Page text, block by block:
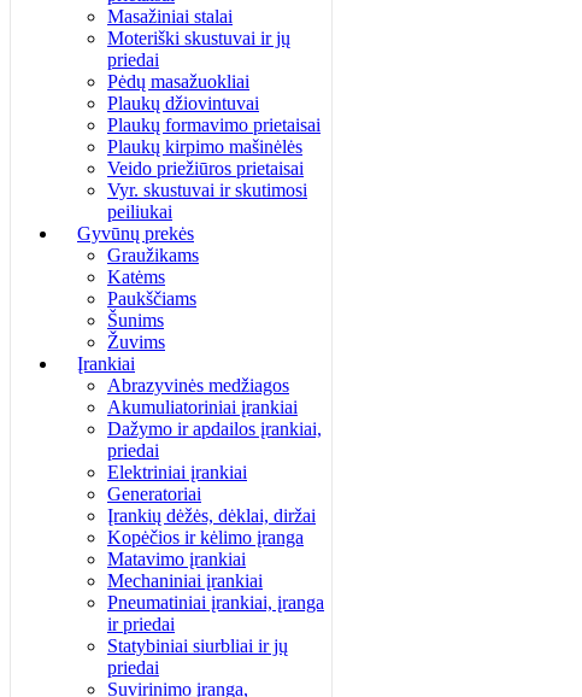
Masažiniai stalai
Moteriški skustuvai ir jų
priedai
Pėdų masažuokliai
Plaukų džiovintuvai
Plaukų formavimo prietaisai
Plaukų kirpimo mašinėlės
Veido priežiūros prietaisai
Vyr. skustuvai ir skutimosi
peiliukai
Gyvūnų prekės
Graužikams
Katėms
Paukščiams
Šunims
Žuvims
Įrankiai
Abrazyvinės medžiagos
Akumuliatoriniai įrankiai
Dažymo ir apdailos įrankiai,
priedai
Elektriniai įrankiai
Generatoriai
Įrankių dėžės, dėklai, diržai
Kopėčios ir kėlimo įranga
Matavimo įrankiai
Mechaniniai įrankiai
Pneumatiniai įrankiai, įranga
ir priedai
Statybiniai siurbliai ir jų
priedai
Suvirinimo įranga,